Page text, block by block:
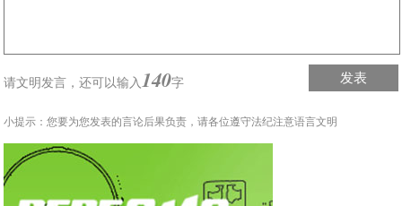
请文明发言，还可以输入 140字 发表
小提示：您要为您发表的言论后果负责，请各位遵守法纪注意语言文明